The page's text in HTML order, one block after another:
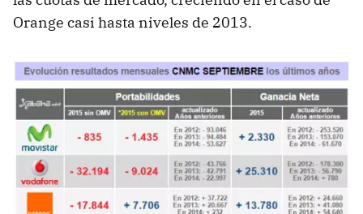
Orange casi hasta niveles de 2013.